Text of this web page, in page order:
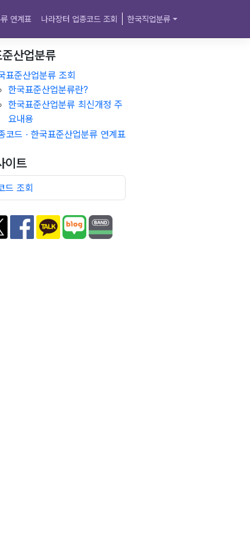
연계표 나라장터 업종코드 조회 한국직업분류
산업분류
표준산업분류 조회
한국표준산업분류란?
한국표준산업분류 최신개정 주
요내용
코드 · 한국표준산업분류 연계표
이트
드 조회